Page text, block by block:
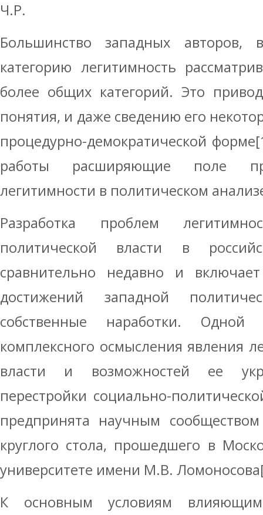
Ч.Р.
Большинство западных
категорию легитимность
более общих категорий. Это
понятия, и даже сведению его
процедурно-демократической
работы расширяющие поле
легитимности в политическом
Разработка проблем
политической власти в
сравнительно недавно и
достижений западной
собственные наработки.
комплексного осмысления явления
власти и возможностей ее
перестройки социально-
предпринята научным
круглого стола, прошедшего в
университете имени М.В.
К основным условиям